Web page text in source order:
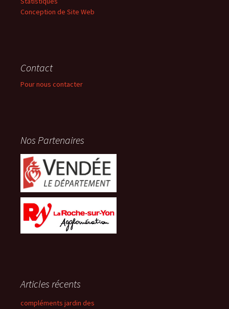
Conception de Site Web
Contact
Pour nous contacter
Nos Partenaires
Articles récents
compléments jardin des